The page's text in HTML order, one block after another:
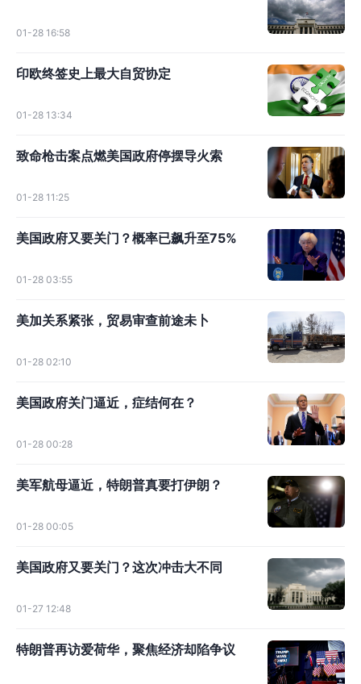
01-28 16:58
印欧终签史上最大自贸协定
01-28 13:34
致命枪击案点燃美国政府停摆导火索
01-28 11:25
美国政府又要关门？概率已飙升至75%
01-28 03:55
美加关系紧张，贸易审查前途未卜
01-28 02:10
美国政府关门逼近，症结何在？
01-28 00:28
美军航母逼近，特朗普真要打伊朗？
01-28 00:05
美国政府又要关门？这次冲击大不同
01-27 12:48
特朗普再访爱荷华，聚焦经济却陷争议